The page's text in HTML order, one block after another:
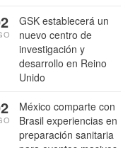
GSK establecerá un
nuevo centro de
investigación y
desarrollo en Reino
Unido
México comparte con
Brasil experiencias en
preparación sanitaria